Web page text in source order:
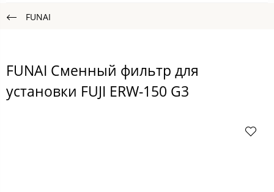
FUNAI
FUNAI Сменный фильтр для
установки FUJI ERW-150 G3